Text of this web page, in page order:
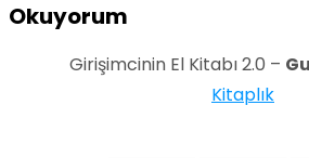
Okuyorum
Girişimcinin El Kitabı 2.0 –
Kitaplık